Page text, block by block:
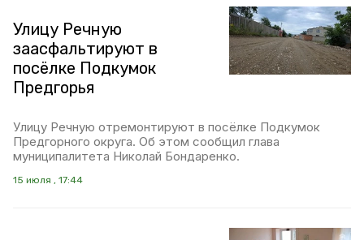
Улицу Речную
заасфальтируют в
посёлке Подкумок
Предгорья
Улицу Речную отремонтируют в посёлке Подкумок
Предгорного округа. Об этом сообщил глава
муниципалитета Николай Бондаренко.
15 июля , 17:44